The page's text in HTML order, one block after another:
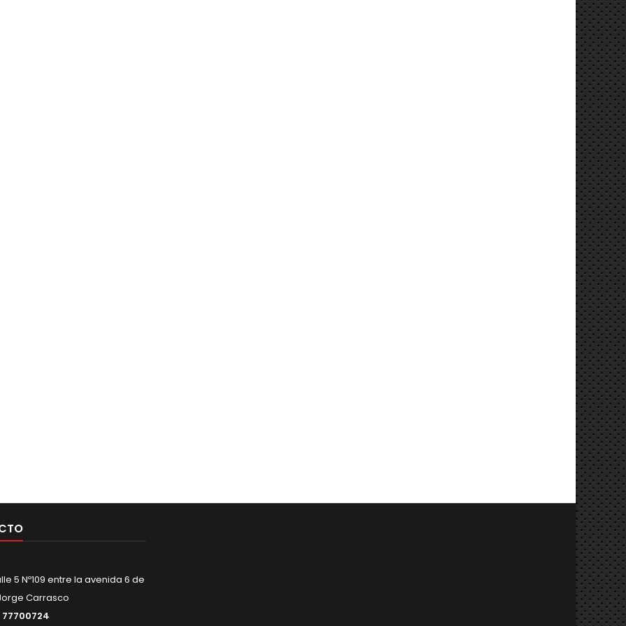
5 Nº109 entre la avenida 6 de
Carrasco
77700724